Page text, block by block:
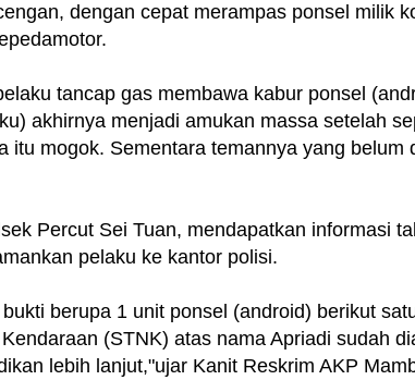
dengan cepat merampas ponsel milik
tancap gas membawa kabur ponsel
akhirnya menjadi amukan massa setelah
itu mogok. Sementara temannya yang belum
Percut Sei Tuan, mendapatkan informasi
pelaku ke kantor polisi.
berupa 1 unit ponsel (android) berikut
(STNK) atas nama Apriadi sudah
lebih lanjut,"ujar Kanit Reskrim AKP